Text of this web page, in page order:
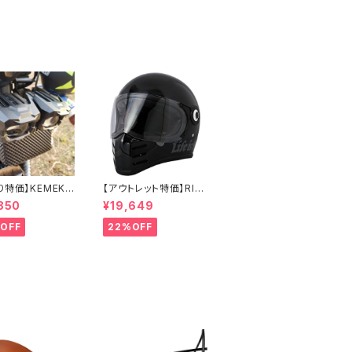
特価】KEMEKO
プロ
ー式補助強力
ハンター
オー
【アウトレット特価】RID
EZ X HELMET 数量限
定モデル 2WHEEL'S L
IFE-Mサイズ バイク用
フルフェイスヘルメット
¥19,649
22%OFF